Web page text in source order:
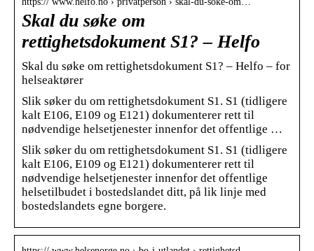
Skal du søke om
rettighetsdokument S1? – Helfo
Skal du søke om rettighetsdokument S1? – Helfo – for
helseaktører
Slik søker du om rettighetsdokument S1. S1 (tidligere
kalt E106, E109 og E121) dokumenterer rett til
nødvendige helsetjenester innenfor det offentlige …
Slik søker du om rettighetsdokument S1. S1 (tidligere
kalt E106, E109 og E121) dokumenterer rett til
nødvendige helsetjenester innenfor det offentlige
helsetilbudet i bostedslandet ditt, på lik linje med
bostedslandets egne borgere.